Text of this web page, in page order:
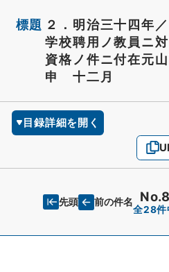
標題 ２．明治三十四年
学校聘用ノ教員ニ
資格ノ件ニ付在元
申 十二月
目録詳細を開く
先頭 前の件名 No.8
全28件